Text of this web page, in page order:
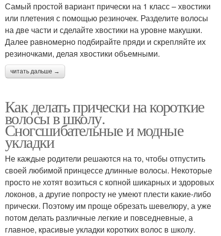
Самый простой вариант прически на 1 класс – хвостики
или плетения с помощью резиночек. Разделите волосы
на две части и сделайте хвостики на уровне макушки.
Далее равномерно подбирайте пряди и скрепляйте их
резиночками, делая хвостики объемными.
читать дальше →
Как делать прически на короткие
волосы в школу.
Сногсшибательные и модные
укладки
Не каждые родители решаются на то, чтобы отпустить
своей любимой принцессе длинные волосы. Некоторые
просто не хотят возиться с копной шикарных и здоровых
локонов, а другие попросту не умеют плести какие-либо
прически. Поэтому им проще обрезать шевелюру, а уже
потом делать различные легкие и повседневные, а
главное, красивые укладки коротких волос в школу.